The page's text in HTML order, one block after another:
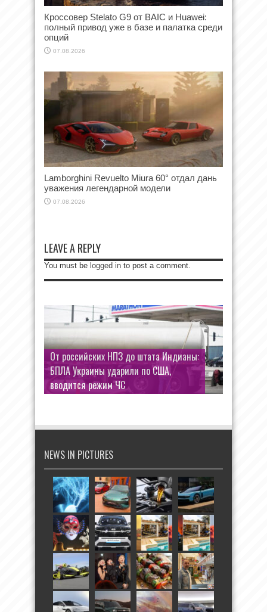
Кроссовер Stelato G9 от BAIC и Huawei:
полный привод уже в базе и палатка среди
опций
07.08.2026
Lamborghini Revuelto Miura 60° отдал дань
уважения легендарной модели
07.08.2026
LEAVE A REPLY
You must be logged in to post a comment.
От российских НПЗ до штата Индианы:
БПЛА Украины ударили по США,
вводится режим ЧС
Инфантино созвал экстренное
совещание в Марокко на фоне
последствий продажи доли в ФИФА
NEWS IN PICTURES